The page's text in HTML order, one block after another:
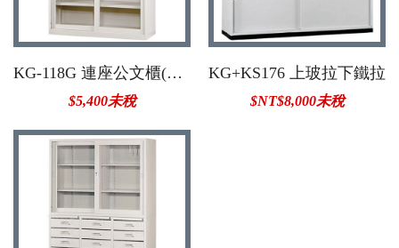
KG-118G 連座公文櫃(無中隔)
$5,400未稅
KG+KS176 上玻拉下鐵拉
$NT$8,000未稅